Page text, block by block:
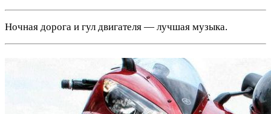
Ночная дорога и гул двигателя — лучшая музыка.